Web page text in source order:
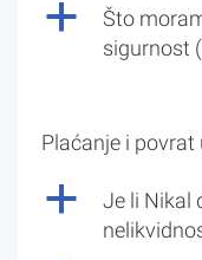
a
Što
sigurnost
Plaćanje i povrat
a
Je li Nikal